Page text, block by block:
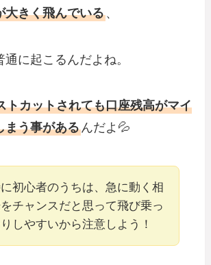
大きく飛んでいる、
に起こるんだよね。
トカットされても口座残高がマイ
まう事があるんだよ💦
初心者のうちは、急に動く相
チャンスだと思って飛び乗っ
しやすいから注意しよう！